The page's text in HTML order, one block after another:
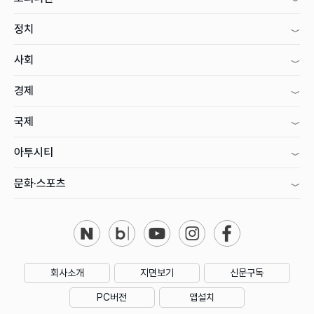
정치
사회
경제
국제
아투시티
문화·스포츠
회사소개 지면보기 신문구독
PC버전 앱설치